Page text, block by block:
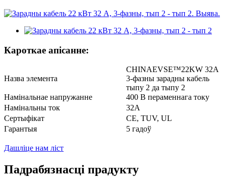
Кароткае апісанне:
Назва элемента
CHINAEVSE™️22KW 32A
3-фазны зарадны кабель
тыпу 2 да тыпу 2
Намінальнае напружанне
400 В пераменнага току
Намінальны ток
32А
Сертыфікат
CE, TUV, UL
Гарантыя
5 гадоў
Дашліце нам ліст
Падрабязнасці прадукту